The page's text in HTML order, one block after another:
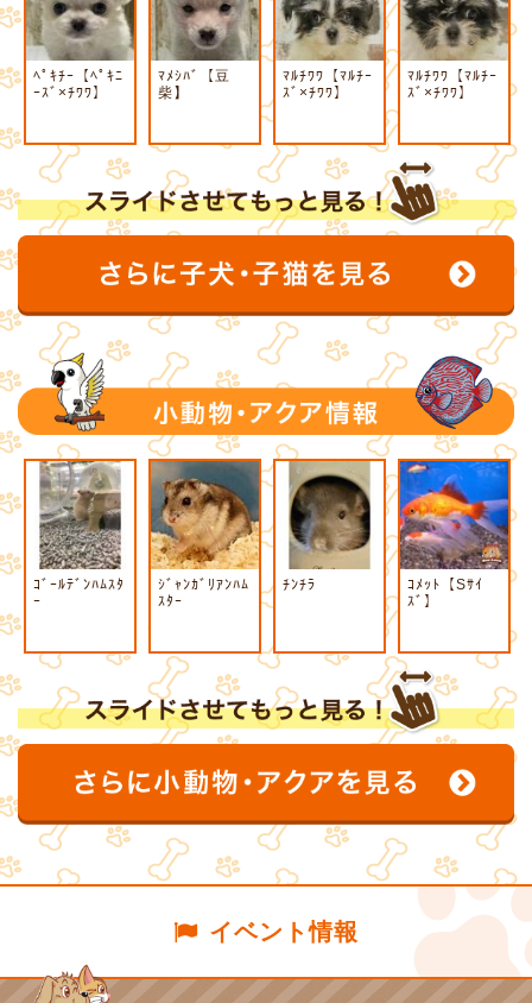
ﾍﾟｷﾁｰ【ﾍﾟｷﾆ
ｰｽﾞ×ﾁﾜﾜ】
ﾏﾒｼﾊﾞ【豆
柴】
ﾏﾙﾁﾜﾜ【ﾏﾙﾁｰ
ｽﾞ×ﾁﾜﾜ】
ﾏﾙﾁﾜﾜ【ﾏﾙﾁｰ
ｽﾞ×ﾁﾜﾜ】
ｺﾞｰﾙﾃﾞﾝﾊﾑｽﾀ
ｰ
ｼﾞｬﾝｶﾞﾘｱﾝﾊﾑ
ｽﾀｰ
ﾁﾝﾁﾗ
ｺﾒｯﾄ【Sｻｲ
ｽﾞ】
イベント情報